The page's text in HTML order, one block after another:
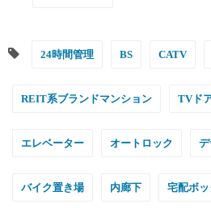
24時間管理 BS CATV
REIT系ブランドマンション TVド
エレベーター オートロック
バイク置き場 内廊下 宅配ボッ